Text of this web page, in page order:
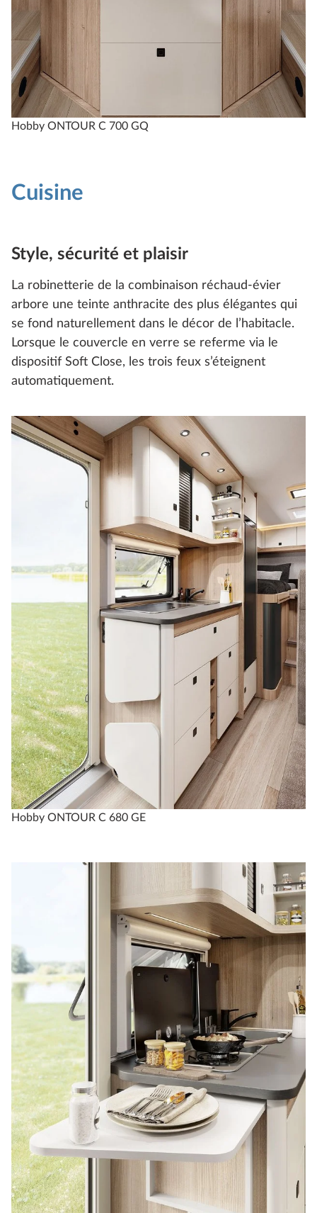
Hobby ONTOUR C 700 GQ
Cuisine
Style, sécurité et plaisir
La robinetterie de la combinaison réchaud-évier
arbore une teinte anthracite des plus élégantes qui
se fond naturellement dans le décor de l’habitacle.
Lorsque le couvercle en verre se referme via le
dispositif Soft Close, les trois feux s’éteignent
automatiquement.
Hobby ONTOUR C 680 GE